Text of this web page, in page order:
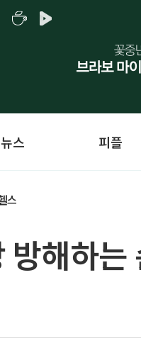
스 피플
스
방해하